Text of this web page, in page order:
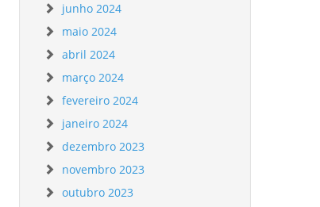
junho 2024
maio 2024
abril 2024
março 2024
fevereiro 2024
janeiro 2024
dezembro 2023
novembro 2023
outubro 2023